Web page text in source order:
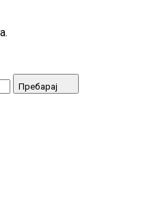
Пребарај